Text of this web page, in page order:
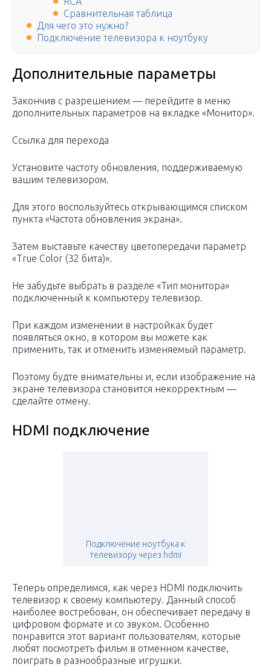
Сравнительная таблица
Для чего это нужно?
Подключение телевизора к ноутбуку
Дополнительные параметры
Закончив с разрешением — перейдите в меню
дополнительных параметров на вкладке «Монитор».
Ссылка для перехода
Установите частоту обновления, поддерживаемую
вашим телевизором.
Для этого воспользуйтесь открывающимся списком
пункта «Частота обновления экрана».
Затем выставьте качеству цветопередачи параметр
«True Color (32 бита)».
Не забудьте выбрать в разделе «Тип монитора»
подключенный к компьютеру телевизор.
При каждом изменении в настройках будет
появляться окно, в котором вы можете как
применить, так и отменить изменяемый параметр.
Поэтому будте внимательны и, если изображение на
экране телевизора становится некорректным —
сделайте отмену.
HDMI подключение
Подключение ноутбука к
телевизору через hdmi
Теперь определимся, как через HDMI подключить
телевизор к своему компьютеру. Данный способ
наиболее востребован, он обеспечивает передачу в
цифровом формате и со звуком. Особенно
понравится этот вариант пользователям, которые
любят посмотреть фильм в отменном качестве,
поиграть в разнообразные игрушки.